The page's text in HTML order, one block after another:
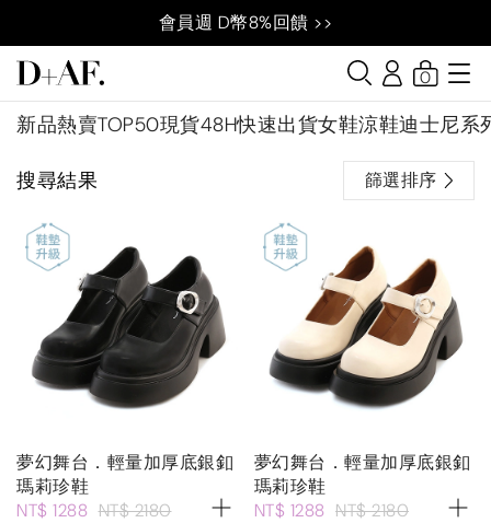
會員週 D幣8%回饋 >>
新品熱賣TOP50現貨48H快速出貨女鞋涼鞋迪士尼系
0
搜尋結果 篩選排序
夢幻舞台．輕量加厚底銀釦
瑪莉珍鞋
NT$ 1288 NT$ 2180
夢幻舞台．輕量加厚底銀釦
瑪莉珍鞋
NT$ 1288 NT$ 2180